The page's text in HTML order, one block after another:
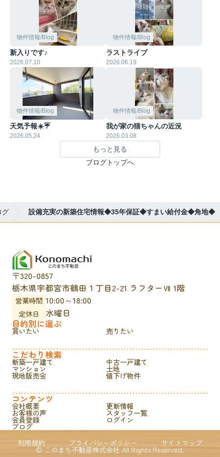
物件情報/Blog
新入りです♪
2026.07.10
物件情報/Blog
ラストライブ
2026.06.19
物件情報/Blog
天気予報☀️☔
2026.05.24
物件情報/Blog
我が家の猫ちゃんの近況
2026.03.08
もっと見る
ブログトップへ
グ 設備充実の新築住宅情報◆35年保証◆すまい給付金◆角地◆
〒320-0857
栃木県宇都宮市鶴田１丁目2-21 ラフターⅦ 1階
営業時間 10:00～18:00
定休日
水曜日
目的別に選ぶ
買いたい 売りたい
こだわり検索
新築一戸建て 中古一戸建て
マンション 土地
現地販売会 値下げ物件
コンテンツ
会社概要 更新情報
お客様の声 スタッフ一覧
会員登録 ログイン
ブログ
利用規約
プライバシーポリシー サイトマップ
© このまち不動産株式会社 All Rights Reserved.